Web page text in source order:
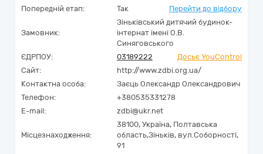
Попередній етап:
Так Перейти до відбору
Замовник:
Зіньківський дитячий будинок-
інтернат імені О.В.
Синяговського
ЄДРПОУ:
03189222
Досьє YouControl
Сайт:
http://www.zdbi.org.ua/
Контактна особа:
Заєць Олександр Олександрович
Телефон:
+380535331278
E-mail:
zdbi@ukr.net
Місцезнаходження:
38100, Україна, Полтавська
область,Зіньків, вул.Соборності,
91